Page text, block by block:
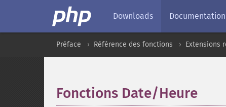
Downloads Documentation
Préface Référence des fonctions Extensions
Fonctions Date/Heure